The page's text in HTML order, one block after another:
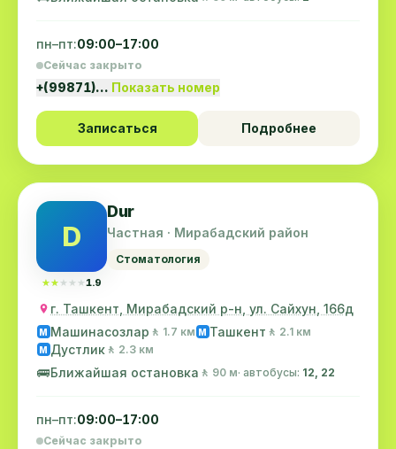
пн–пт:09:00–17:00
Сейчас закрыто
+(99871)… Показать номер
Записаться Подробнее
D
★★★★★
★★★★★1.9
Dur
Частная · Мирабадский район
Стоматология
г. Ташкент, Мирабадский р-н, ул. Сайхун, 166д
M Машинасозлар 🚶 1.7 км M Ташкент 🚶 2.1 км
M Дустлик 🚶 2.3 км
🚌Ближайшая остановка 🚶 90 м· автобусы: 12, 22
пн–пт:09:00–17:00
Сейчас закрыто